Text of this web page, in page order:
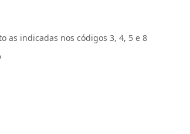
as indicadas nos códigos 3, 4, 5 e 8